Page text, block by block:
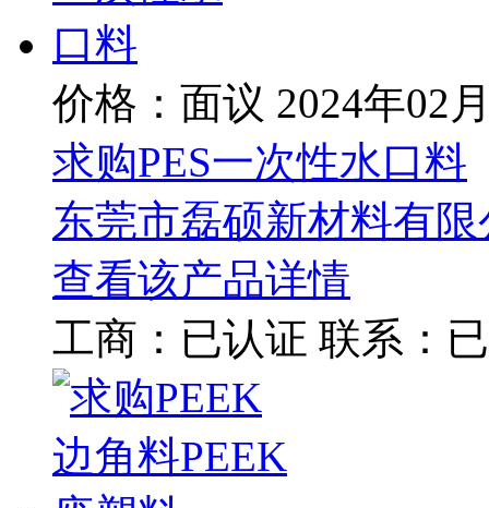
价格：面议 2024年02
求购PES一次性水口料
东莞市磊硕新材料有限
查看该产品详情
工商： 已认证 联系：